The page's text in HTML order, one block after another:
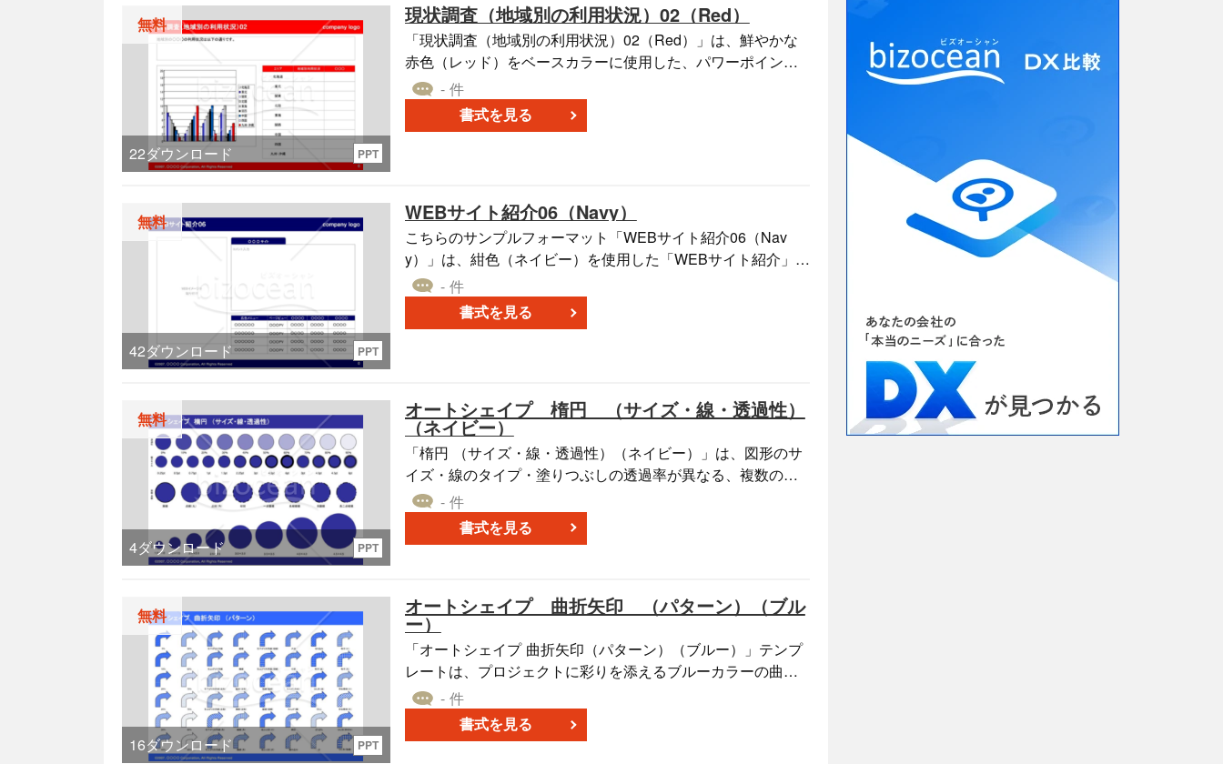
無料
22ダウンロード PPT
現状調査（地域別の利用状況）02（Red）
「現状調査（地域別の利用状況）02（Red）」は、鮮やかな
赤色（レッド）をベースカラーに使用した、パワーポイント
版のテンプレートです。 このテンプレートでは、グラフと表
のエリアにデータを簡単に記入することできます。 さまざま
なプレゼンテーションや報告書の作成に最適です。ぜひ「現
- 件
書式を見る
無料
42ダウンロード PPT
WEBサイト紹介06（Navy）
こちらのサンプルフォーマット「WEBサイト紹介06（Nav
y）」は、紺色（ネイビー）を使用した「WEBサイト紹介」の
パワーポイント形式のテンプレートです。 左側にサイトの画
像を貼り付け、右側にサイトの概要と広告メニューを記入す
る書き方になっています。 オリジナルの提案書や企画書を作
- 件
書式を見る
無料
4ダウンロード PPT
オートシェイプ 楕円 （サイズ・線・透過性）
（ネイビー）
「楕円 （サイズ・線・透過性）（ネイビー）」は、図形のサ
イズ・線のタイプ・塗りつぶしの透過率が異なる、複数のパ
ターンを作成した、円形のオートシェイプ素材です。 ベース
カラーに紺を使ったこちらのオートシェイプ素材は、PowerP
ointのファイル形式のため、自社で作成する資料に使う図形や
ー）」を、自社のビジネスにお役立てください。
- 件
書式を見る
無料
16ダウンロード PPT
オートシェイプ 曲折矢印 （パターン）（ブル
ー）
「オートシェイプ 曲折矢印（パターン）（ブルー）」テンプ
レートは、プロジェクトに彩りを添えるブルーカラーの曲折
矢印を手軽に利用できる素材集です。このテンプレートは、
オートシェイプの塗りつぶし効果を多彩なパターンで提供
し、パワーポイント、エクセル、ワードなどのオフィスソフ
- 件
書式を見る